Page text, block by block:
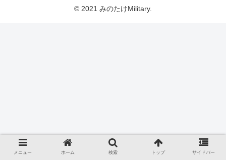
© 2021 みのたけMilitary.
メニュー ホーム 検索 トップ サイドバー